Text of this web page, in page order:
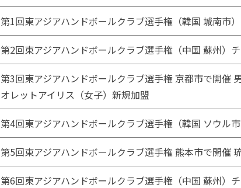
第1回東アジアハンドボールクラブ選手権（韓国 城南市
第2回東アジアハンドボールクラブ選手権（中国 蘇州）
第3回東アジアハンドボールクラブ選手権 京都市で開催
オレットアイリス（女子）新規加盟
第4回東アジアハンドボールクラブ選手権（韓国 ソウル
第5回東アジアハンドボールクラブ選手権 熊本市で開催
第6回東アジアハンドボールクラブ選手権（中国 蘇州）